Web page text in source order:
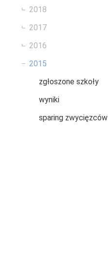
2018
2017
2016
2015
zgłoszone szkoły
wyniki
sparing zwycięzców